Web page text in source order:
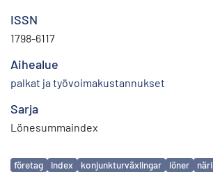
ISSN
1798-6117
Aihealue
palkat ja työvoimakustannukset
Sarja
Lönesummaindex
Avainsanat
företag index konjunkturväxlingar löner